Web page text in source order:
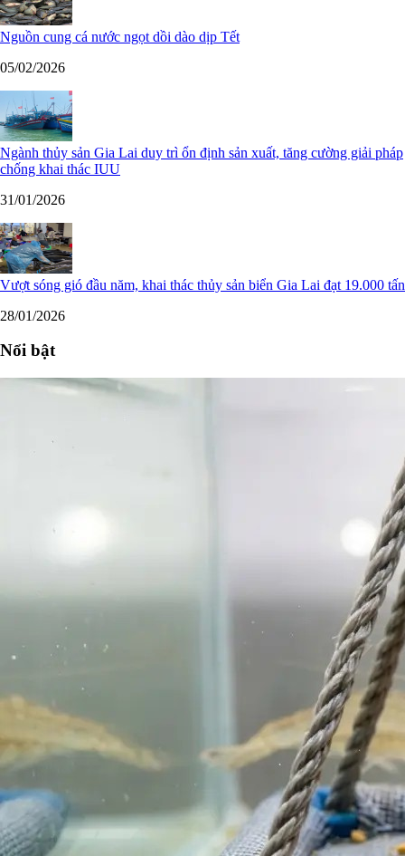
Nguồn cung cá nước ngọt dồi dào dịp Tết
05/02/2026
Ngành thủy sản Gia Lai duy trì ổn định sản xuất, tăng cường giải pháp
chống khai thác IUU
31/01/2026
Vượt sóng gió đầu năm, khai thác thủy sản biển Gia Lai đạt 19.000 tấn
28/01/2026
Nổi bật